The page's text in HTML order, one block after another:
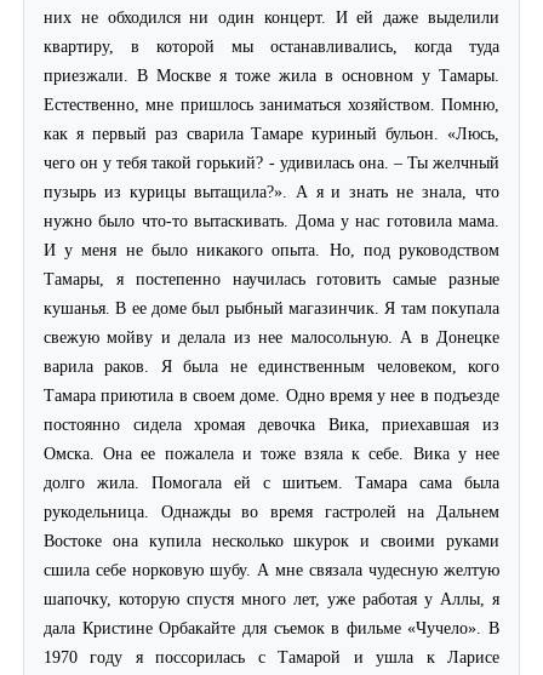
них не обходился ни один концерт. И ей даже выделили
квартиру, в которой мы останавливались, когда туда
приезжали. В Москве я тоже жила в основном у Тамары.
Естественно, мне пришлось заниматься хозяйством. Помню,
как я первый раз сварила Тамаре куриный бульон. «Люсь,
чего он у тебя такой горький? - удивилась она. – Ты желчный
пузырь из курицы вытащила?». А я и знать не знала, что
нужно было что-то вытаскивать. Дома у нас готовила мама.
И у меня не было никакого опыта. Но, под руководством
Тамары, я постепенно научилась готовить самые разные
кушанья. В ее доме был рыбный магазинчик. Я там покупала
свежую мойву и делала из нее малосольную. А в Донецке
варила раков. Я была не единственным человеком, кого
Тамара приютила в своем доме. Одно время у нее в подъезде
постоянно сидела хромая девочка Вика, приехавшая из
Омска. Она ее пожалела и тоже взяла к себе. Вика у нее
долго жила. Помогала ей с шитьем. Тамара сама была
рукодельница. Однажды во время гастролей на Дальнем
Востоке она купила несколько шкурок и своими руками
сшила себе норковую шубу. А мне связала чудесную желтую
шапочку, которую спустя много лет, уже работая у Аллы, я
дала Кристине Орбакайте для съемок в фильме «Чучело». В
1970 году я поссорилась с Тамарой и ушла к Ларисе